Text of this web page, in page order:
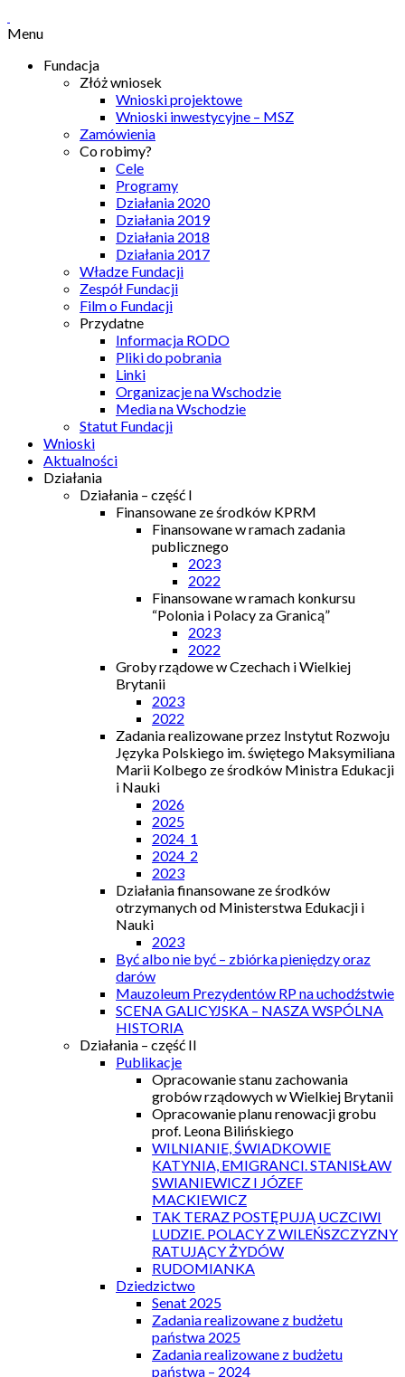
Menu
Fundacja
Złóż wniosek
Wnioski projektowe
Wnioski inwestycyjne – MSZ
Zamówienia
Co robimy?
Cele
Programy
Działania 2020
Działania 2019
Działania 2018
Działania 2017
Władze Fundacji
Zespół Fundacji
Film o Fundacji
Przydatne
Informacja RODO
Pliki do pobrania
Linki
Organizacje na Wschodzie
Media na Wschodzie
Statut Fundacji
Wnioski
Aktualności
Działania
Działania – część I
Finansowane ze środków KPRM
Finansowane w ramach zadania
publicznego
2023
2022
Finansowane w ramach konkursu
“Polonia i Polacy za Granicą”
2023
2022
Groby rządowe w Czechach i Wielkiej
Brytanii
2023
2022
Zadania realizowane przez Instytut Rozwoju
Języka Polskiego im. świętego Maksymiliana
Marii Kolbego ze środków Ministra Edukacji
i Nauki
2026
2025
2024_1
2024_2
2023
Działania finansowane ze środków
otrzymanych od Ministerstwa Edukacji i
Nauki
2023
Być albo nie być – zbiórka pieniędzy oraz
darów
Mauzoleum Prezydentów RP na uchodźstwie
SCENA GALICYJSKA – NASZA WSPÓLNA
HISTORIA
Działania – część II
Publikacje
Opracowanie stanu zachowania
grobów rządowych w Wielkiej Brytanii
Opracowanie planu renowacji grobu
prof. Leona Bilińskiego
WILNIANIE, ŚWIADKOWIE
KATYNIA, EMIGRANCI. STANISŁAW
SWIANIEWICZ I JÓZEF
MACKIEWICZ
TAK TERAZ POSTĘPUJĄ UCZCIWI
LUDZIE. POLACY Z WILEŃSZCZYZNY
RATUJĄCY ŻYDÓW
RUDOMIANKA
Dziedzictwo
Senat 2025
Zadania realizowane z budżetu
państwa 2025
Zadania realizowane z budżetu
państwa – 2024